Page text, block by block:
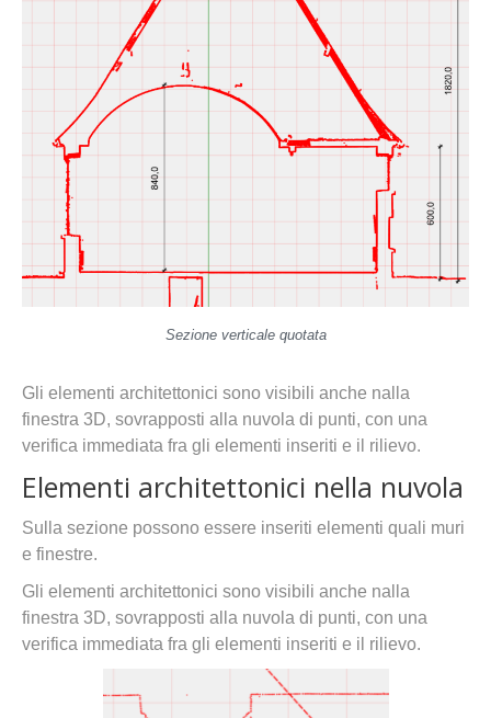
Sezione verticale quotata
Gli elementi architettonici sono visibili anche nalla
finestra 3D, sovrapposti alla nuvola di punti, con una
verifica immediata fra gli elementi inseriti e il rilievo.
Elementi architettonici nella nuvola
Sulla sezione possono essere inseriti elementi quali muri
e finestre.
Gli elementi architettonici sono visibili anche nalla
finestra 3D, sovrapposti alla nuvola di punti, con una
verifica immediata fra gli elementi inseriti e il rilievo.